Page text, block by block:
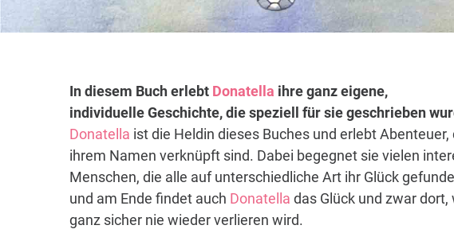
In diesem Buch erlebt Donatella ihre ganz eigene,
individuelle Geschichte, die speziell für sie geschrieben
Donatella ist die Heldin dieses Buches und erlebt
ihrem Namen verknüpft sind. Dabei begegnet sie vielen
Menschen, die alle auf unterschiedliche Art ihr Glück
und am Ende findet auch Donatella das Glück und zwar dort,
ganz sicher nie wieder verlieren wird.